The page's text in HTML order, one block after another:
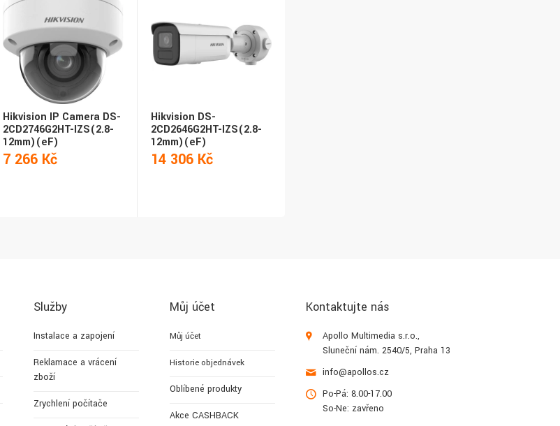
Hikvision IP Camera DS-
2CD2746G2HT-IZS(2.8-
12mm)(eF)
7 266 Kč
Hikvision DS-
2CD2646G2HT-IZS(2.8-
12mm)(eF)
14 306 Kč
Služby
Instalace a zapojení
Reklamace a vrácení
zboží
Zrychlení počítače
Můj účet
Můj účet
Historie objednávek
Oblíbené produkty
Akce CASHBACK
Kontaktujte nás
Apollo Multimedia s.r.o.,
Sluneční nám. 2540/5, Praha 13
info@apollos.cz
Po-Pá: 8.00-17.00
So-Ne: zavřeno